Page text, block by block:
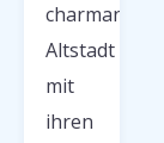
charmanten
Altstadt
mit
ihren